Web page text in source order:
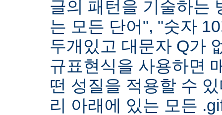
글의 패턴을 기술하는
는 모든 단어", "숫자
두개있고 대문자 Q가
규표현식을 사용하면
떤 성질을 적용할 수
리 아래에 있는 모든